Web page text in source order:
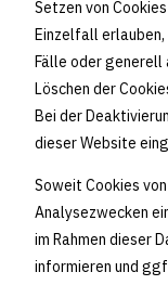
Setzen von
Einzelfall erlauben,
Fälle oder generell
Löschen der
Bei der
dieser Website
Soweit Cookies
Analysezwecken
im Rahmen dieser
informieren und